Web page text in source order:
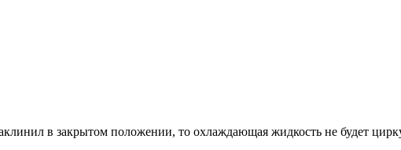
в закрытом положении, то охлаждающая жидкость не будет